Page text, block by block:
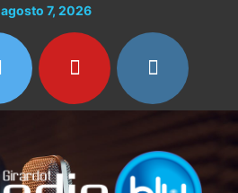
agosto 7, 2026